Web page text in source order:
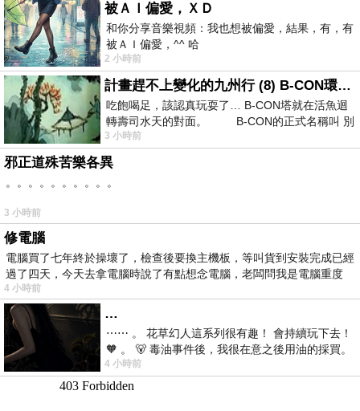
被ＡＩ偏愛，ＸＤ
和你分享音樂視頻：我也想被偏愛，結果，有，有
被ＡＩ偏愛，^^ 哈
2 小時前
計畫趕不上變化的九州行 (8) B-CON環球塔
吃飽喝足，該認真玩耍了… B-CON塔就在活魚迴
轉壽司水天的對面。 B-CON的正式名稱叫 別
3 小時前
邪正道殊苦樂各異
。。。。。。。。。。
3 小時前
修電腦
電腦買了七年終於操壞了，檢查後要換主機板，等叫貨到安裝完成已經
過了四天，今天去拿電腦時說了有點想念電腦，老闆問我是電腦重度
4 小時前
…
⋯⋯ 。 花草幻人這系列很有趣！ 會持續玩下去！
🧡 。 🐻 毒油事件後，我很在意之後用油的採買。
前天購買了我之前就很愛
4 小時前